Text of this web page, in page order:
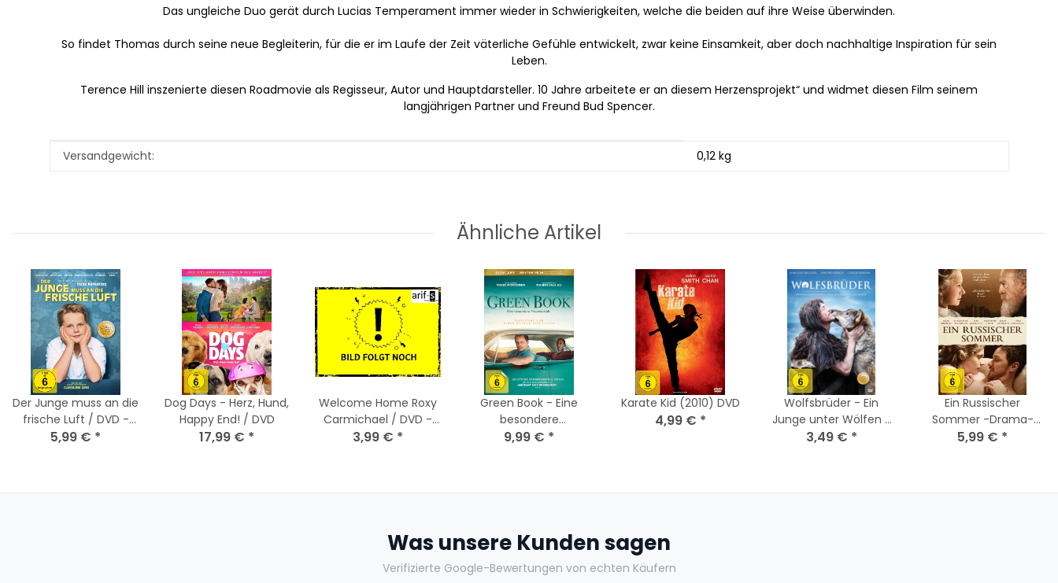
Das ungleiche Duo gerät durch Lucias Temperament immer wieder in Schwierigkeiten, welche die beiden auf ihre Weise überwinden.
So findet Thomas durch seine neue Begleiterin, für die er im Laufe der Zeit väterliche Gefühle entwickelt, zwar keine Einsamkeit, aber doch nachhaltige Inspiration für sein
Leben.
Terence Hill inszenierte diesen Roadmovie als Regisseur, Autor und Hauptdarsteller. 10 Jahre arbeitete er an diesem Herzensprojekt“ und widmet diesen Film seinem
langjährigen Partner und Freund Bud Spencer.
Produkteigenschaft
Wert
Versandgewicht: 0,12 kg
Ähnliche Artikel
Der Junge muss an die
frische Luft / DVD -
Top Zustand
5,99 € *
Dog Days - Herz, Hund,
Happy End! / DVD
17,99 € *
Welcome Home Roxy
Carmichael / DVD -
Guter Zustand
3,99 € *
Green Book - Eine
besondere
Freundschaft / DVD *
9,99 € *
Karate Kid (2010) DVD
4,99 € *
Wolfsbrüder - Ein
Junge unter Wölfen /
DVD *Top Zustand
3,49 € *
Ein Russischer
Sommer -Drama-
Helen Mirren/James
5,99 € *
Was unsere Kunden sagen
Verifizierte Google-Bewertungen von echten Käufern